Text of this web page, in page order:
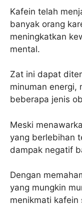
Kafein telah
banyak orang
meningkatkan
mental.
Zat ini dapat
minuman energi,
beberapa jenis
Meski
yang berlebihan
dampak negatif
Dengan
yang mungkin
menikmati kafein